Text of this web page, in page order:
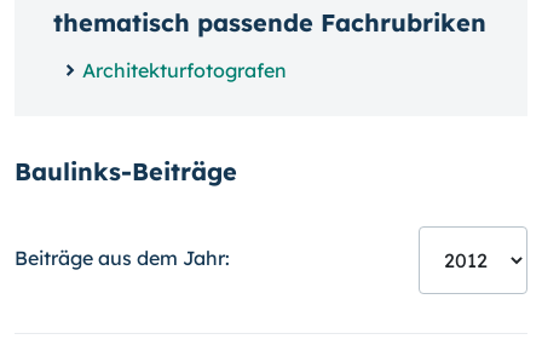
thematisch passende Fachrubriken
Architekturfotografen
Baulinks-Beiträge
Beiträge aus dem Jahr: